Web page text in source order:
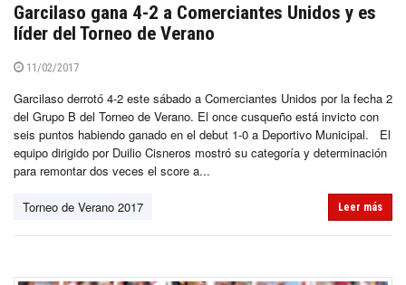
Garcilaso gana 4-2 a Comerciantes Unidos y es
líder del Torneo de Verano
11/02/2017
Garcilaso derrotó 4-2 este sábado a Comerciantes Unidos por la fecha 2
del Grupo B del Torneo de Verano. El once cusqueño está invicto con
seis puntos habiendo ganado en el debut 1-0 a Deportivo Municipal. El
equipo dirigido por Duilio Cisneros mostró su categoría y determinación
para remontar dos veces el score a...
Torneo de Verano 2017 Leer más